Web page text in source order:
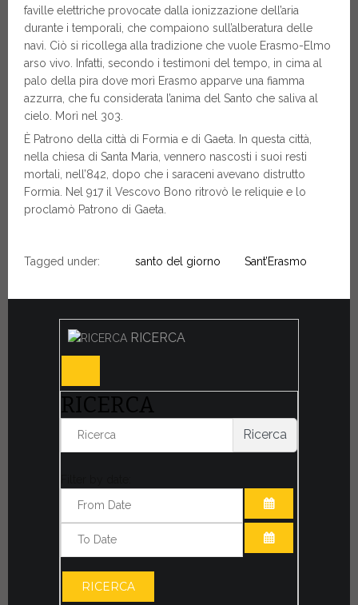
faville elettriche provocate dalla ionizzazione dell’aria
durante i temporali, che compaiono sull’alberatura delle
navi. Ciò si ricollega alla tradizione che vuole Erasmo-Elmo
arso vivo. Infatti, secondo i testimoni del tempo, in cima al
palo della pira dove morì Erasmo apparve una fiamma
azzurra, che fu considerata l’anima del Santo che saliva al
cielo. Morì nel 303.
È Patrono della città di Formia e di Gaeta. In questa città,
nella chiesa di Santa Maria, vennero nascosti i suoi resti
mortali, nell’842, dopo che i saraceni avevano distrutto
Formia. Nel 917 il Vescovo Bono ritrovò le reliquie e lo
proclamò Patrono di Gaeta.
Tagged under: santo del giorno Sant’Erasmo
RICERCA
RICERCA
Ricerca
APRI IL
RICERCA